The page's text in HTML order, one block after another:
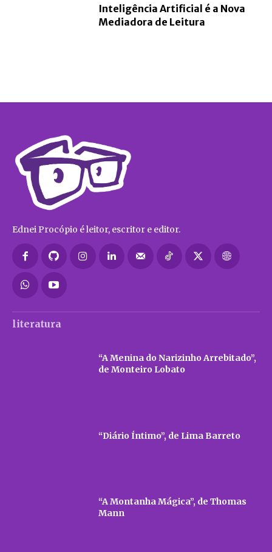
Inteligência Artificial é a Nova
Mediadora de Leitura
Ednei Procópio é leitor, escritor e editor.
literatura
“A Menina do Narizinho Arrebitado”,
de Monteiro Lobato
“Diário Íntimo”, de Lima Barreto
“A Montanha Mágica”, de Thomas
Mann